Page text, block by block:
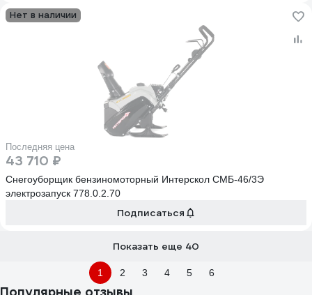
Нет в наличии
Последняя цена
43 710 ₽
Снегоуборщик бензиномоторный Интерскол СМБ-46/3Э
электрозапуск 778.0.2.70
Подписаться
Показать еще 40
1 2 3 4 5 6